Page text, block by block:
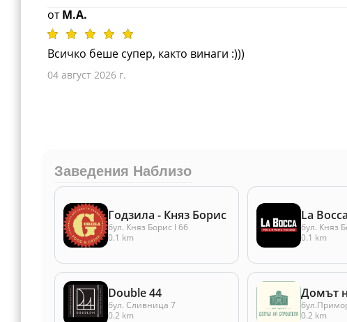
отM.A.
Всичко беше супер, както винаги :)))
04 август 2026 г.
Заведения Наблизо
Годзила - Княз Борис
бул. Княз Борис I 66
0.1 km
La
бул. Княз
0.1 km
Double 44
бул. Сливница 7
0.2 km
Домът
0.2 km